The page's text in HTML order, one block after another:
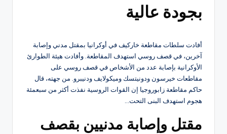
بجودة عالية
أفادت سلطات مقاطعة خاركيف في أوكرانيا بمقتل مدني وإصابة
آخرين، في قصف روسي استهدف المقاطعة. وأفادت هيئة الطوارئ
الأوكرانية بإصابة عدد من الأشخاص في قصف روسي على
مقاطعات خيرسون ودونيتسك وميكولايف ودنيبرو. من جهته، قال
حاكم مقاطعة زابوروجيا إن القوات الروسية نفذت أكثر من سبعمئة
هجوم استهدف البنى التحت…
مقتل وإصابة مدنيين بقصف